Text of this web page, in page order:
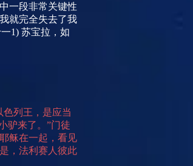
一段非常关键性
就完全失去了我
1) 苏宝拉，如
列王，是应当
驴来了。”门徒
稣在一起，看见
，法利赛人彼此